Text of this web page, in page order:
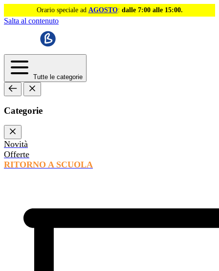
Orario speciale ad AGOSTO: dalle 7:00 alle 15:00.
Salta al contenuto
Tutte le categorie
Categorie
Novità
Offerte
RITORNO A SCUOLA